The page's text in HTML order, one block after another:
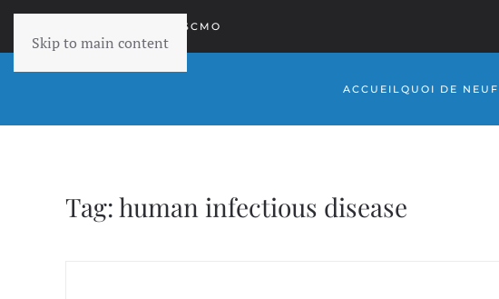
Skip to main content
RETOURNER À SCMO
ACCUEIL QUOI DE NEUF
Tag:human infectious disease